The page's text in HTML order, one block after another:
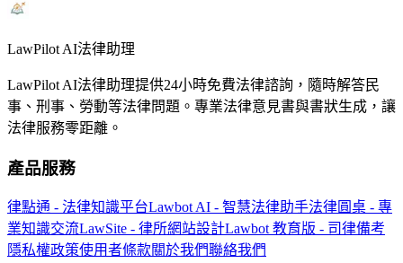
LawPilot AI法律助理
LawPilot AI法律助理提供24小時免費法律諮詢，隨時解答民
事、刑事、勞動等法律問題。專業法律意見書與書狀生成，讓
法律服務零距離。
產品服務
律點通 - 法律知識平台Lawbot AI - 智慧法律助手法律圓桌 - 專
業知識交流LawSite - 律所網站設計Lawbot 教育版 - 司律備考
隱私權政策使用者條款關於我們聯絡我們